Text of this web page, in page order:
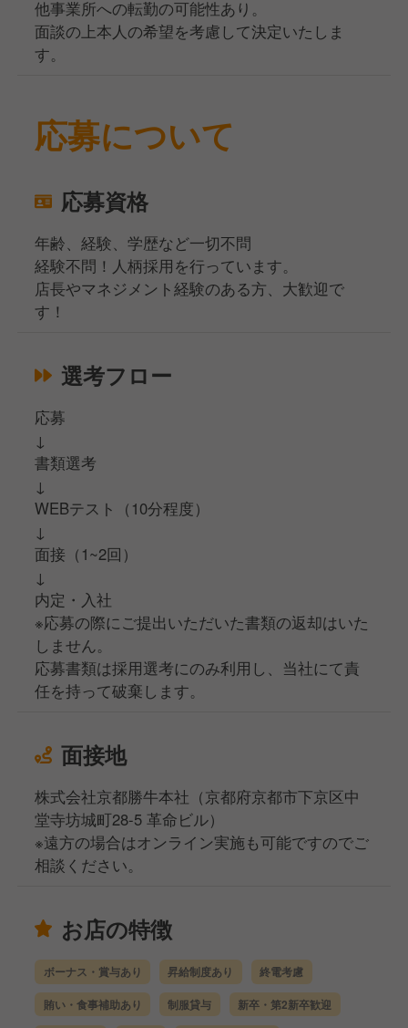
他事業所への転勤の可能性あり。
面談の上本人の希望を考慮して決定いたしま
す。
応募について
応募資格
年齢、経験、学歴など一切不問
経験不問！人柄採用を行っています。
店長やマネジメント経験のある方、大歓迎で
す！
選考フロー
応募
↓
書類選考
↓
WEBテスト（10分程度）
↓
面接（1~2回）
↓
内定・入社
※応募の際にご提出いただいた書類の返却はいた
しません。
応募書類は採用選考にのみ利用し、当社にて責
任を持って破棄します。
面接地
株式会社京都勝牛本社（京都府京都市下京区中
堂寺坊城町28-5 革命ビル）
※遠方の場合はオンライン実施も可能ですのでご
相談ください。
お店の特徴
ボーナス・賞与あり 昇給制度あり 終電考慮
賄い・食事補助あり 制服貸与 新卒・第2新卒歓迎